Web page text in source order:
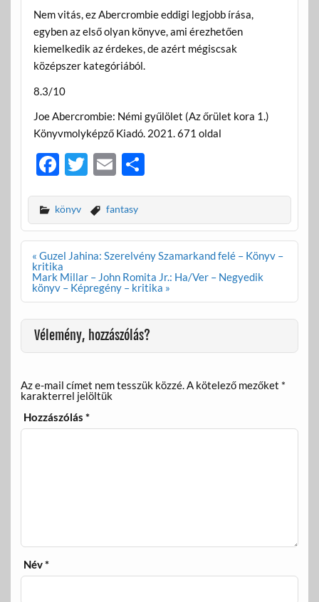
Nem vitás, ez Abercrombie eddigi legjobb írása,
egyben az első olyan könyve, ami érezhetően
kiemelkedik az érdekes, de azért mégiscsak
középszer kategóriából.
8.3/10
Joe Abercrombie: Némi gyűlölet (Az őrület kora 1.)
Könyvmolyképző Kiadó. 2021. 671 oldal
F
e
b
o
o
k
T
itt
er
E
ail
O
m
e
g
könyv fantasy
Bejegyzés
navigáció
« Guzel Jahina: Szerelvény Szamarkand felé – Könyv –
kritika
Mark Millar – John Romita Jr.: Ha/Ver – Negyedik
könyv – Képregény – kritika »
Vélemény, hozzászólás?
Az e-mail címet nem tesszük közzé.A kötelező mezőket *
karakterrel jelöltük
Hozzászólás*
Név*